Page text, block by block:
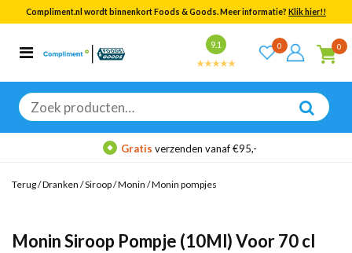
Compliment.nl wordt binnenkort Foods & Goods. Meer informatie? Klik hier!!
9.1 0 0
Zoeken
naar:
Categorieën
Bekijk alle resultaten
Gratis verzenden vanaf €95,-
Terug/Dranken /Siroop/Monin /Monin pompjes
Monin Siroop Pompje (10Ml) Voor 70 cl